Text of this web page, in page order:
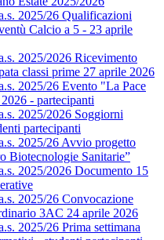
2025/26 Qualificazioni
Calcio a 5 - 23 aprile
2025/2026 Ricevimento
classi prime 27 aprile 2026
2025/26 Evento "La Pace
- partecipanti
2025/2026 Soggiorni
partecipanti
2025/26 Avvio progetto
Biotecnologie Sanitarie”
2025/2026 Documento 15
2025/26 Convocazione
3AC 24 aprile 2026
2025/26 Prima settimana